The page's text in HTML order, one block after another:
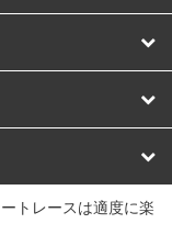
宇都宮競輪場
トレースは適度に楽